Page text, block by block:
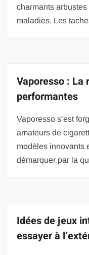
charmants
maladies. Les
Vaporesso :
performantes
Vaporesso s’est
amateurs de
modèles innovants
démarquer par la
Idées de jeux
essayer à